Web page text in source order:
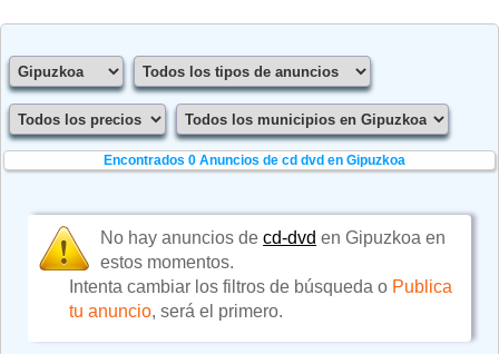
Encontrados 0 Anuncios de cd dvd en Gipuzkoa
No hay anuncios decd-dvd en Gipuzkoa en
estos momentos.
Intenta cambiar los filtros de búsqueda o Publica
tu anuncio, será el primero.